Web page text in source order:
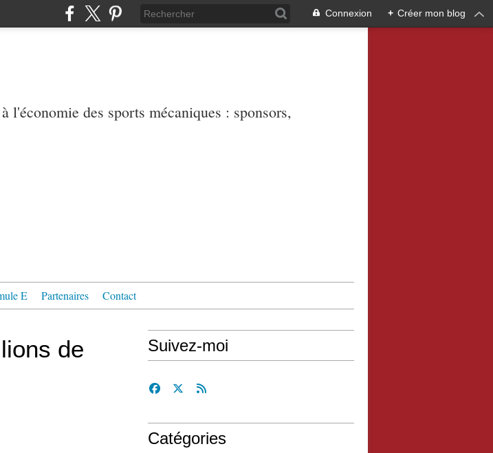
Connexion + Créer mon blog
l'économie des sports mécaniques : sponsors,
E Partenaires Contact
de
Suivez-moi
Catégories